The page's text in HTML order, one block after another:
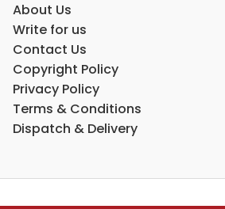
About Us
Write for us
Contact Us
Copyright Policy
Privacy Policy
Terms & Conditions
Dispatch & Delivery